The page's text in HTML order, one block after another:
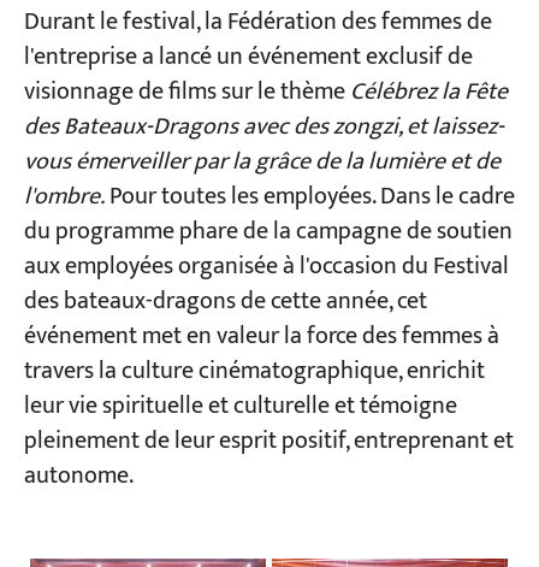
Durant le festival, la Fédération des femmes de
l'entreprise a lancé un événement exclusif de
visionnage de films sur le thèmeCélébrez la Fête
des Bateaux-Dragons avec des zongzi, et laissez-
vous émerveiller par la grâce de la lumière et de
l'ombre.Pour toutes les employées. Dans le cadre
du programme phare de la campagne de soutien
aux employées organisée à l'occasion du Festival
des bateaux-dragons de cette année, cet
événement met en valeur la force des femmes à
travers la culture cinématographique, enrichit
leur vie spirituelle et culturelle et témoigne
pleinement de leur esprit positif, entreprenant et
autonome.